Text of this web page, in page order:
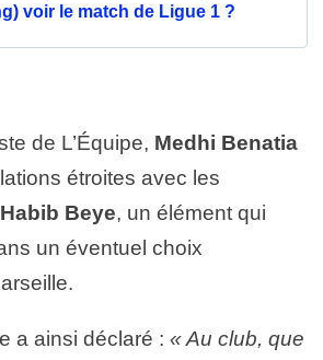
voir le match de Ligue 1 ?
de L’Équipe, Medhi Benatia
étroites avec les
Habib Beye, un élément qui
un éventuel choix
a ainsi déclaré : « Au club, que